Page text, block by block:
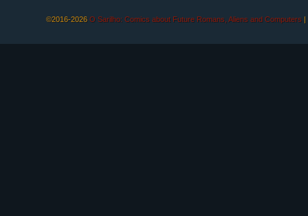
©2016-2026 O Sarilho: Comics about Future Romans, Aliens and Computers |